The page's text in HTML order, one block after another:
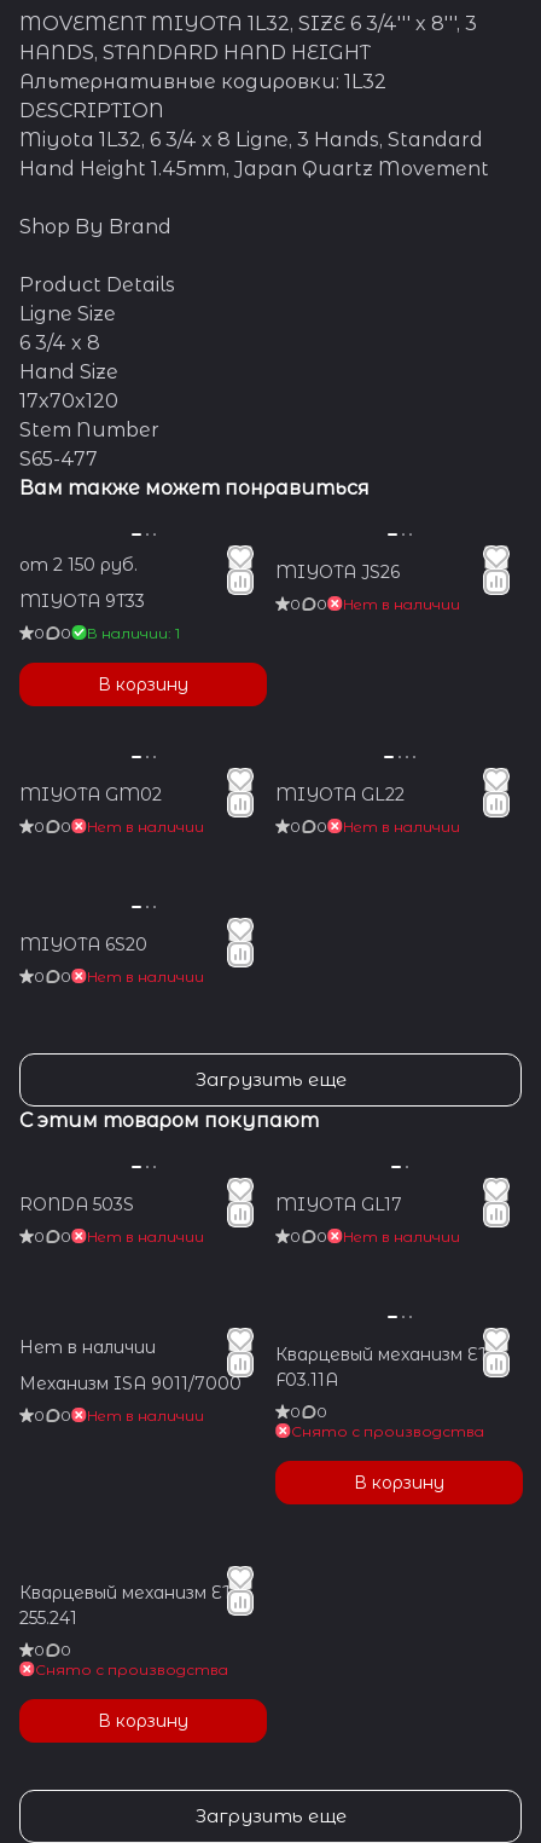
MOVEMENT MIYOTA 1L32, SIZE 6 3/4''' x 8''', 3
HANDS, STANDARD HAND HEIGHT
Альтернативные кодировки: 1L32
DESCRIPTION
Miyota 1L32, 6 3/4 x 8 Ligne, 3 Hands, Standard
Hand Height 1.45mm, Japan Quartz Movement
Shop By Brand
Product Details
Ligne Size
6 3/4 x 8
Hand Size
17x70x120
Stem Number
S65-477
Вам также может понравиться
от 2 150 руб.
MIYOTA 9T33
0 0 В наличии: 1
В корзину
MIYOTA JS26
0 0 Нет в наличии
MIYOTA GM02
0 0 Нет в наличии
MIYOTA GL22
0 0 Нет в наличии
MIYOTA 6S20
0 0 Нет в наличии
Загрузить еще
С этим товаром покупают
RONDA 503S
0 0 Нет в наличии
MIYOTA GL17
0 0 Нет в наличии
Нет в наличии
Механизм ISA 9011/7000
0 0 Нет в наличии
Кварцевый механизм ETA
F03.11A
0
0
Снято с производства
В корзину
Кварцевый механизм ETA
255.241
0
0
Снято с производства
В корзину
Загрузить еще